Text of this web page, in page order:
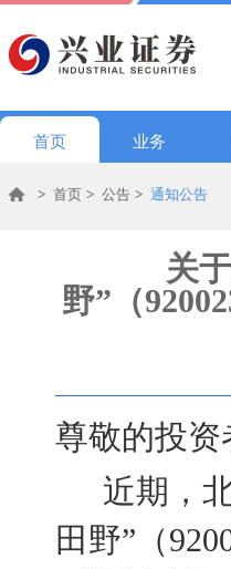
首页 业务
> 首页 > 公告 > 通知公告
关
野”（
尊敬的投资
近期，
田野”（